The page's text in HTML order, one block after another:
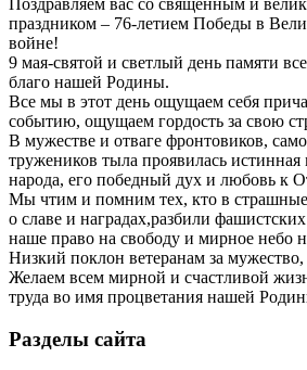
праздником – 76-летием Победы в
войне!
9 мая-святой и светлый день памяти
благо нашей Родины.
Все мы в этот день ощущаем себя
событию, ощущаем гордость за свою
В мужестве и отваге фронтовиков,
тружеников тыла проявилась
народа, его победный дух и любовь к
Мы чтим и помним тех, кто в
о славе и наградах,разбили фашистских
наше право на свободу и мирное небо
Низкий поклон ветеранам за мужество,
Желаем всем мирной и счастливой
труда во имя процветания нашей
Разделы сайта